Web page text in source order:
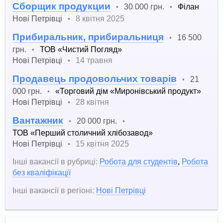
Сборщик продукции • 30 000 грн. •
Філан
Нові Петрівці
• 8 квітня 2025
Прибиральник, прибиральниця •
16 500
грн.
•
ТОВ «Чистий Погляд»
Нові Петрівці
• 14 травня
Продавець продовольчих товарів •
21
000 грн.
•
«Торговий дім «Миронівський продукт»
Нові Петрівці
• 28 квітня
Вантажник • 20 000 грн. •
ТОВ «Перший столичний хлібозавод»
Нові Петрівці
•
15 квітня 2025
Інші вакансії в рубриці: Робота для студентів, Робота
без кваліфікації
Інші вакансії в регіоні: Нові Петрівці